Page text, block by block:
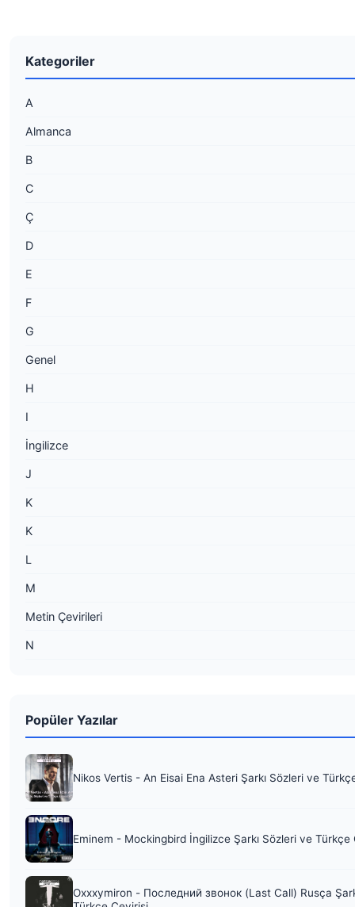
Kategoriler
A
Almanca
B
C
Ç
D
E
F
G
Genel
H
I
İngilizce
J
K
K
L
M
Metin Çevirileri
N
Popüler Yazılar
Nikos Vertis - An Eisai Ena Asteri Şarkı Sözleri ve
Eminem - Mockingbird İngilizce Şarkı Sözleri ve Türkçe
Oxxxymiron - Последний звонок (Last Call) Rusça